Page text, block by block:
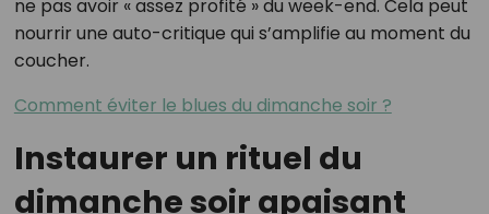
ne pas avoir « assez profité » du week-end. Cela peut
nourrir une auto-critique qui s’amplifie au moment du
coucher.
Comment éviter le blues du dimanche soir ?
Instaurer un rituel du
dimanche soir apaisant